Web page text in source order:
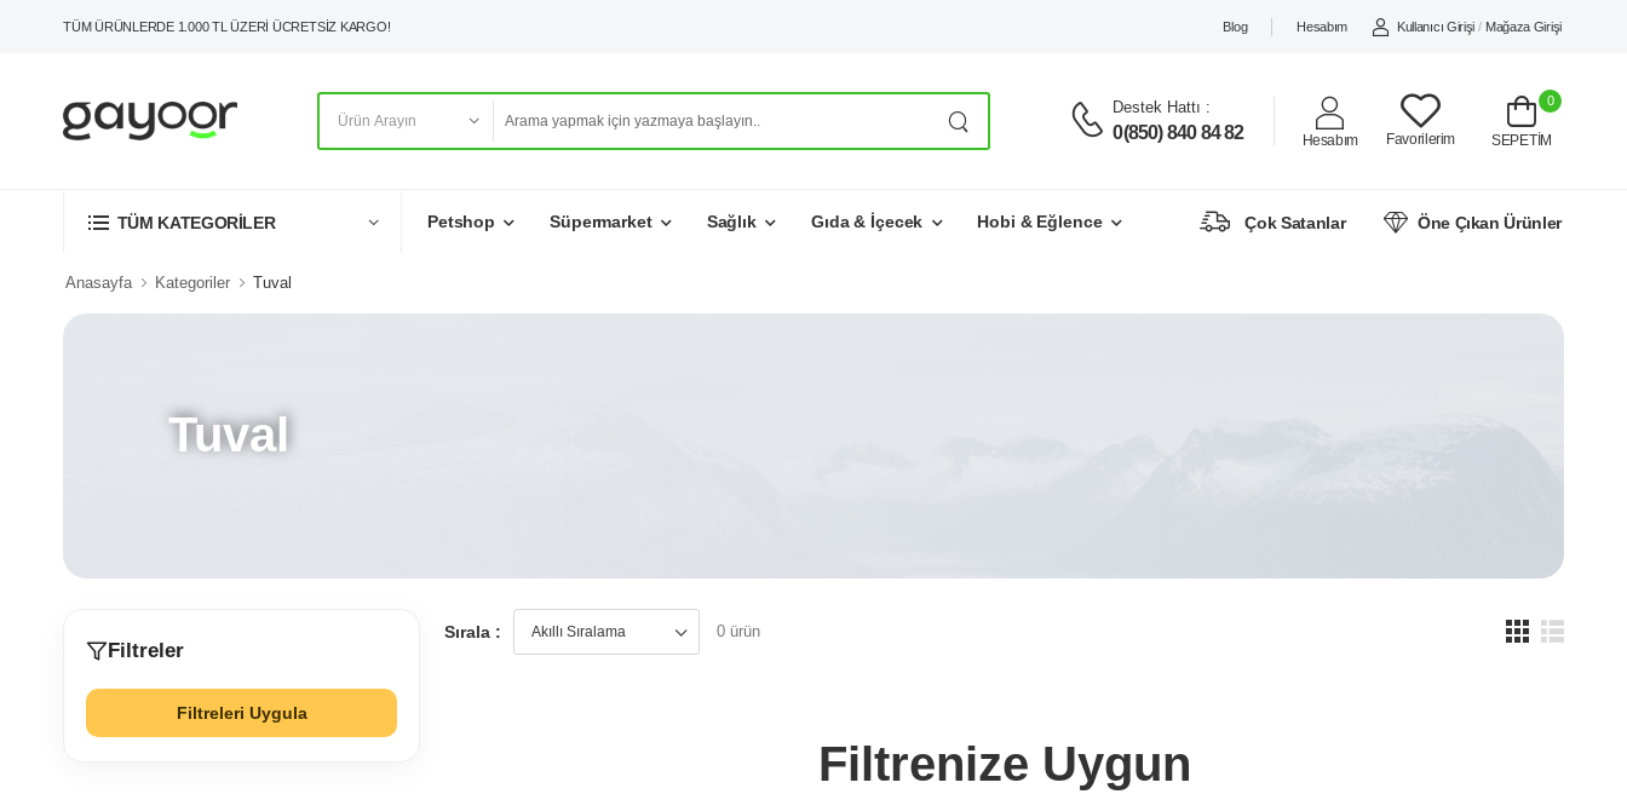
TÜM ÜRÜNLERDE 1.000 TL ÜZERİ ÜCRETSİZ KARGO! Blog Hesabım Kullanıcı Girişi / Mağaza Girişi
Destek Hattı :
0(850) 840 84 82 Hesabım Favorilerim
0
SEPETİM
TÜM KATEGORİLER Petshop Süpermarket Sağlık Gıda & İçecek Hobi & Eğlence Çok Satanlar Öne Çıkan Ürünler
Anasayfa Kategoriler Tuval
Tuval
Filtreler
Filtreleri Uygula
Sırala : 0 ürün
Filtrenize Uygun